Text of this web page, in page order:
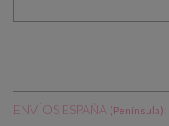
ENVÍOS ESPAÑA (Península):